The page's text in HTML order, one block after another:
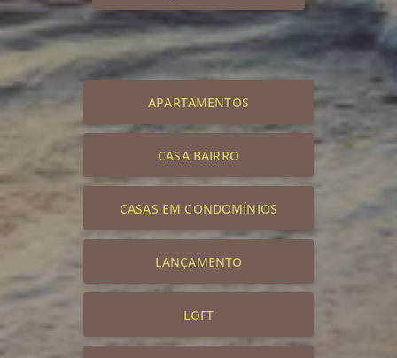
APARTAMENTOS
CASA BAIRRO
CASAS EM CONDOMÍNIOS
LANÇAMENTO
LOFT